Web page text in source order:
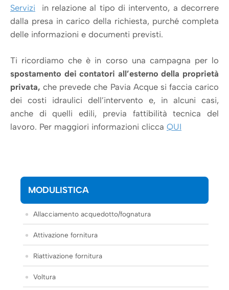
Servizi in relazione al tipo di intervento, a decorrere
dalla presa in carico della richiesta, purché completa
delle informazioni e documenti previsti.
Ti ricordiamo che è in corso una campagna per lo
spostamento dei contatori all’esterno della proprietà
privata, che prevede che Pavia Acque si faccia carico
dei costi idraulici dell’intervento e, in alcuni casi,
anche di quelli edili, previa fattibilità tecnica del
lavoro. Per maggiori informazioni clicca QUI
MODULISTICA
Allacciamento acquedotto/fognatura
Attivazione fornitura
Riattivazione fornitura
Voltura